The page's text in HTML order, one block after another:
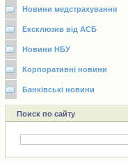
Новини медстрахування
Ексклюзив від АСБ
Новини НБУ
Корпоративні новини
Банківські новини
Поиск по сайту